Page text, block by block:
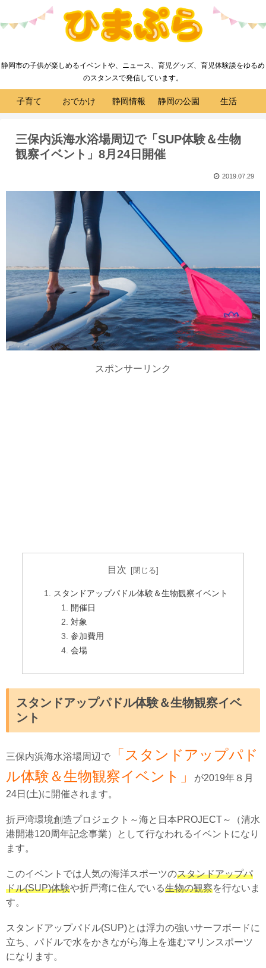
静岡市の子供が楽しめるイベントや、ニュース、育児グッズ、育児体験談をゆるめ
のスタンスで発信しています。
子育て おでかけ 静岡情報 静岡の公園 生活
三保内浜海水浴場周辺で「SUP体験＆生物
観察イベント」8月24日開催
2019.07.29
スポンサーリンク
目次
スタンドアップパドル体験＆生物観察イベント
開催日
対象
参加費用
会場
スタンドアップパドル体験＆生物観察イベ
ント
三保内浜海水浴場周辺で
「スタンドアップパド
ル体験＆生物観察イベント」
が2019年８月
24日(土)に開催されます。
折戸湾環境創造プロジェクト～海と日本PROJECT～（清水
港開港120周年記念事業）として行なわれるイベントになり
ます。
このイベントでは人気の海洋スポーツのスタンドアップパ
ドル(SUP)体験や折戸湾に住んでいる生物の観察を行ないま
す。
スタンドアップパドル(SUP)とは浮力の強いサーフボードに
立ち、パドルで水をかきながら海上を進むマリンスポーツ
になります。